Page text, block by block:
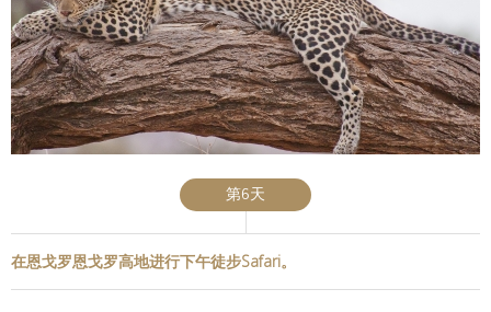
第6天
在恩戈罗恩戈罗高地进行下午徒步Safari。